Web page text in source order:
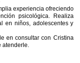
experiencia ofreciendo
psicológica. Realiza
en niños, adolescentes y
en consultar con Cristina